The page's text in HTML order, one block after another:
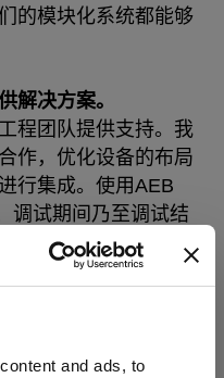
and ads, to
的模块化系统都能够
解决方案。
程团队提供支持。我
作，优化设备的布局
进行集成。 使用AEB
调试期间 乃至调试结